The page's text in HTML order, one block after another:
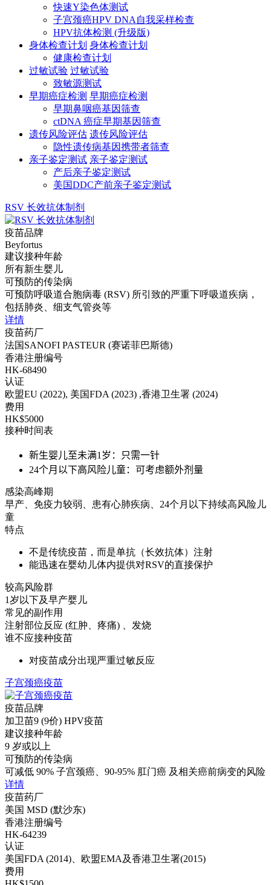
快速Y染色体测试
子宫颈癌HPV DNA自我采样检查
HPV抗体检测 (升级版)
身体检查计划 身体检查计划
健康检查计划
过敏试验 过敏试验
致敏源测试
早期癌症检测 早期癌症检测
早期鼻咽癌基因筛查
ctDNA 癌症早期基因筛查
遗传风险评估 遗传风险评估
隐性遗传病基因携带者筛查
亲子鉴定测试 亲子鉴定测试
产后亲子鉴定测试
美国DDC产前亲子鉴定测试
RSV 长效抗体制剂
疫苗品牌
Beyfortus
建议接种年龄
所有新生婴儿
可预防的传染病
可预防呼吸道合胞病毒 (RSV) 所引致的严重下呼吸道疾病，
包括肺炎、细支气管炎等
详情
疫苗药厂
法国SANOFI PASTEUR (赛诺菲巴斯德)
香港注册编号
HK-68490
认证
欧盟EU (2022), 美国FDA (2023) ,香港卫生署 (2024)
费用
HK$5000
接种时间表
新生婴儿至未满1岁：只需一针
24个月以下高风险儿童：可考虑额外剂量
感染高峰期
早产、免疫力较弱、患有心肺疾病、24个月以下持续高风险儿
童
特点
不是传统疫苗，而是单抗（长效抗体）注射
能迅速在婴幼儿体内提供对RSV的直接保护
较高风险群
1岁以下及早产婴儿
常见的副作用
注射部位反应 (红肿、疼痛) 、发烧
谁不应接种疫苗
对疫苗成分出现严重过敏反应
子宫颈癌疫苗
疫苗品牌
加卫苗9 (9价) HPV疫苗
建议接种年龄
9 岁或以上
可预防的传染病
可减低 90% 子宫颈癌、90-95% 肛门癌 及相关癌前病变的风险
详情
疫苗药厂
美国 MSD (默沙东)
香港注册编号
HK-64239
认证
美国FDA (2014)、欧盟EMA及香港卫生署(2015)
费用